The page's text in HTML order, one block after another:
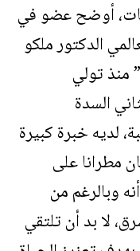
أوضح عضو في
الدكتور ملكو
منذ تولي
السدة
لديه خبرة كبيرة
مطرانا على
وبالرغم من
لا بد أن تلتقي